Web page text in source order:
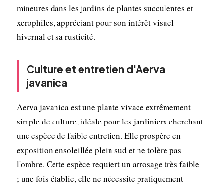
mineures dans les jardins de plantes succulentes et
xerophiles, appréciant pour son intérêt visuel
hivernal et sa rusticité.
Culture et entretien d'Aerva
javanica
Aerva javanica est une plante vivace extrêmement
simple de culture, idéale pour les jardiniers cherchant
une espèce de faible entretien. Elle prospère en
exposition ensoleillée plein sud et ne tolère pas
l'ombre. Cette espèce requiert un arrosage très faible
; une fois établie, elle ne nécessite pratiquement